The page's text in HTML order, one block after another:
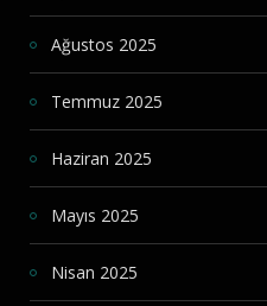
Ağustos 2025
Temmuz 2025
Haziran 2025
Mayıs 2025
Nisan 2025